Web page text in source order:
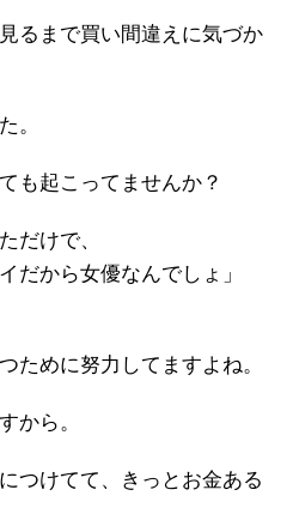
るまで買い間違えに気づか
。
も起こってませんか？
だけで、
だから女優なんでしょ」
ために努力してますよね。
から。
つけてて、きっとお金ある